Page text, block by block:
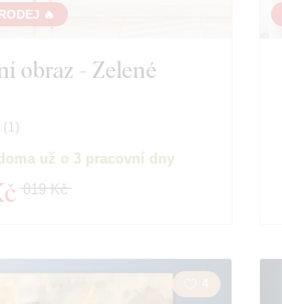
🔥
obraz - Zelené
( 1 )
už o 3 pracovní dny
819 Kč